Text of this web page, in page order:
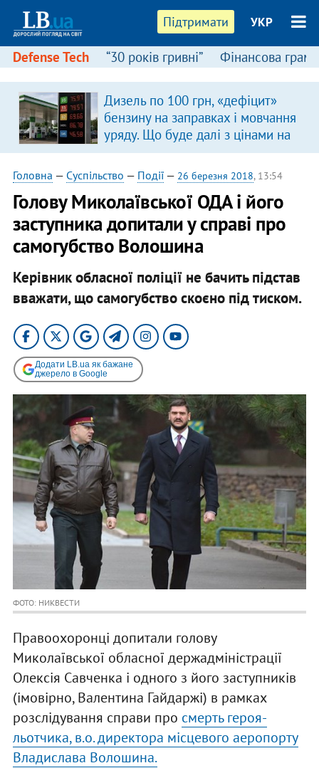
Підтримати УКР
Defense Tech “30 років гривні” Фінансова
Дизель по 100 грн, «дефіцит»
бензину на заправках і мовчання
уряду. Що буде далі з цінами на
пальне?
Головна — Суспільство — Події— 26 березня 2018, 13:54
Голову Миколаївської ОДА і його
заступника допитали у справі про
самогубство Волошина
Керівник обласної поліції не бачить підстав
вважати, що самогубство скоєно під тиском.
Додати LB.ua як бажане
джерело в Google
ФОТО: НИКВЕСТИ
Правоохоронці допитали голову
Миколаївської обласної держадміністрації
Олексія Савченка і одного з його заступників
(імовірно, Валентина Гайдаржі) в рамках
розслідування справи про смерть героя-
льотчика, в.о. директора місцевого аеропорту
Владислава Волошина.